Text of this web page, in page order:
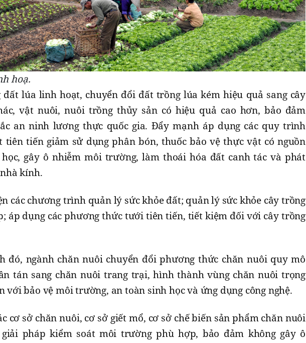
hoạ.
đất lúa linh hoạt, chuyển đổi đất trồng lúa kém hiệu quả sang cây
vật nuôi, nuôi trồng thủy sản có hiệu quả cao hơn, bảo đảm
an ninh lương thực quốc gia. Đẩy mạnh áp dụng các quy trình
tiên tiến giảm sử dụng phân bón, thuốc bảo vệ thực vật có nguồn
học, gây ô nhiễm môi trường, làm thoái hóa đất canh tác và phát
kính.
các chương trình quản lý sức khỏe đất; quản lý sức khỏe cây trồng
áp dụng các phương thức tưới tiên tiến, tiết kiệm đối với cây trồng
đó, ngành chăn nuôi chuyển đổi phương thức chăn nuôi quy mô
tán sang chăn nuôi trang trại, hình thành vùng chăn nuôi trọng
với bảo vệ môi trường, an toàn sinh học và ứng dụng công nghệ.
cơ sở chăn nuôi, cơ sở giết mổ, cơ sở chế biến sản phẩm chăn nuôi
pháp kiểm soát môi trường phù hợp, bảo đảm không gây ô